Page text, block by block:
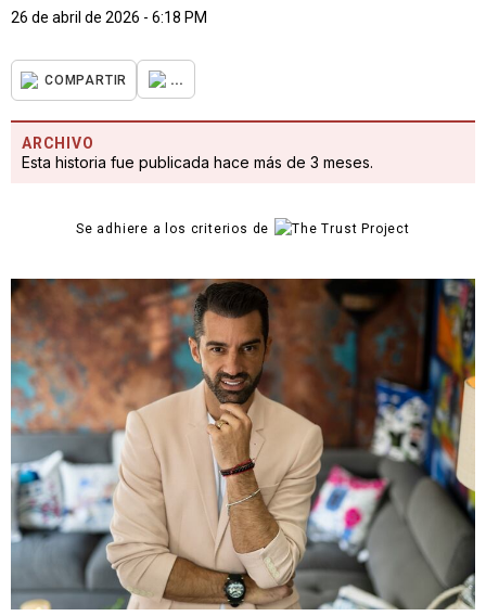
26 de abril de 2026 - 6:18 PM
COMPARTIR ...
ARCHIVO
Esta historia fue publicada hace más de 3 meses.
Se adhiere a los criterios de